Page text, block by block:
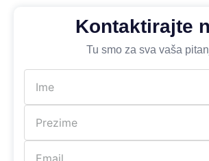
Kontaktirajte
Tu smo za sva vaša